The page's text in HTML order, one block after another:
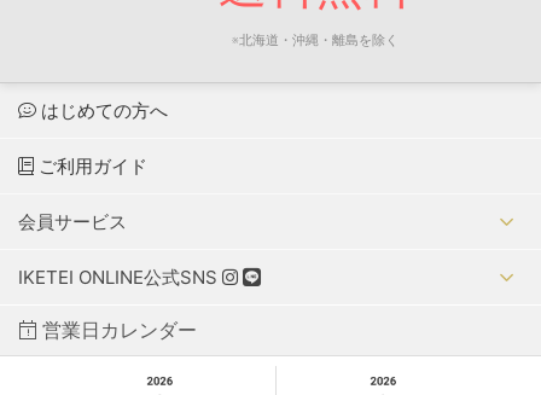
※北海道・沖縄・離島を除く
はじめての方へ
ご利用ガイド
会員サービス
IKETEI ONLINE公式SNS
営業日カレンダー